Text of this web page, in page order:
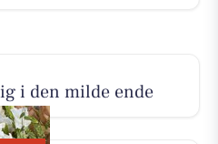
i den milde ende